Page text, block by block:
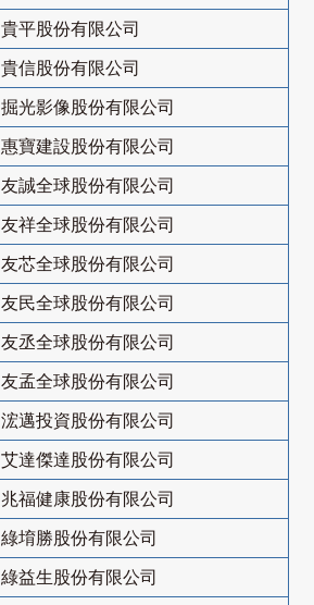
貴平股份有限公司
貴信股份有限公司
掘光影像股份有限公司
惠寶建設股份有限公司
友誠全球股份有限公司
友祥全球股份有限公司
友芯全球股份有限公司
友民全球股份有限公司
友丞全球股份有限公司
友孟全球股份有限公司
浤邁投資股份有限公司
艾達傑達股份有限公司
兆福健康股份有限公司
綠堉勝股份有限公司
綠益生股份有限公司